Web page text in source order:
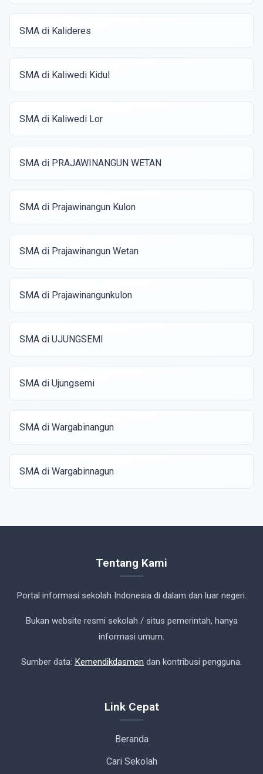
SMA di Kalideres
SMA di Kaliwedi Kidul
SMA di Kaliwedi Lor
SMA di PRAJAWINANGUN WETAN
SMA di Prajawinangun Kulon
SMA di Prajawinangun Wetan
SMA di Prajawinangunkulon
SMA di UJUNGSEMI
SMA di Ujungsemi
SMA di Wargabinangun
SMA di Wargabinnagun
Tentang Kami
Portal informasi sekolah Indonesia di dalam dan luar negeri.
Bukan website resmi sekolah / situs pemerintah, hanya
informasi umum.
Sumber data: Kemendikdasmen dan kontribusi pengguna.
Link Cepat
Beranda
Cari Sekolah